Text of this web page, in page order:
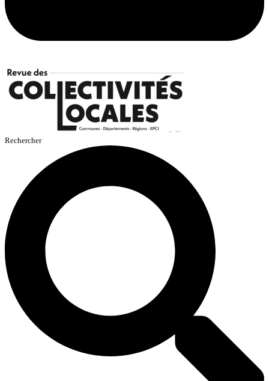
Rechercher